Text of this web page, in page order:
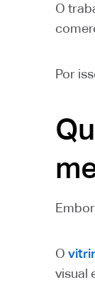
O
Por
O
visual